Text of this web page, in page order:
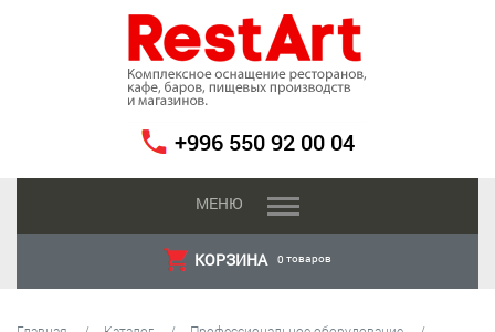
+996 550 92 00 04
МЕНЮ
КОРЗИНА 0 товаров